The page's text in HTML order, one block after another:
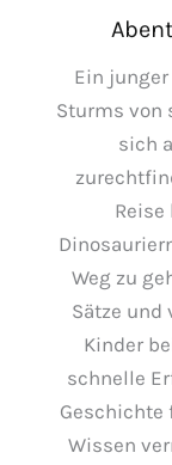
Ein
Sturms von
sich
Weg zu
Sätze
Kinder
schnelle
Geschichte
Wissen